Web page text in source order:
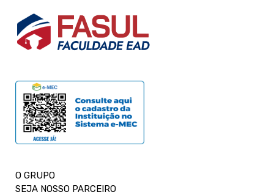
O GRUPO
SEJA NOSSO PARCEIRO